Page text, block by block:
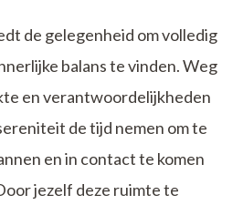
de gelegenheid om volledig
balans te vinden. Weg
en verantwoordelijkheden
de tijd nemen om te
en in contact te komen
jezelf deze ruimte te